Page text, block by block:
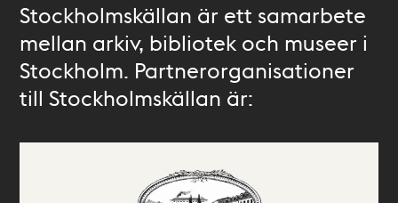
Stockholmskällan är ett samarbete
mellan arkiv, bibliotek och museer i
Stockholm. Partnerorganisationer
till Stockholmskällan är: